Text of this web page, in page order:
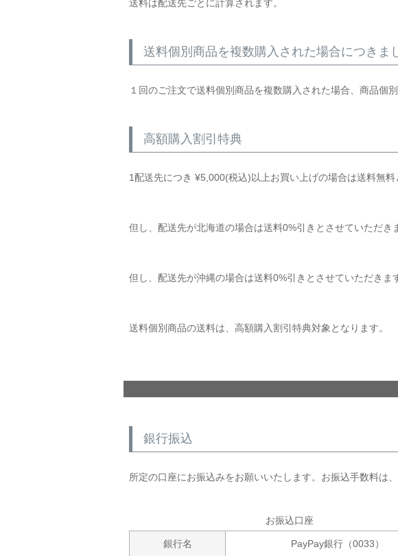
送料は配送先ごとに計算されます。
送料個別商品を複数購入された場合につきま
１回のご注文で送料個別商品を複数購入された場合、商品個
高額購入割引特典
1配送先につき ¥5,000(税込)以上お買い上げの場合は送料無料
但し、配送先が北海道の場合は送料0%引きとさせていただき
但し、配送先が沖縄の場合は送料0%引きとさせていただきま
送料個別商品の送料は、高額購入割引特典対象となります。
銀行振込
所定の口座にお振込みをお願いいたします。お振込手数料は
お振込口座
銀行名 PayPay銀行（0033）